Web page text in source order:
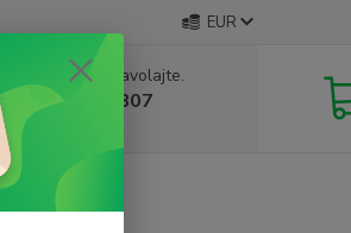
EUR
si rady? Zavolajte.
911 131 807
Pia, 8-17 hod.)